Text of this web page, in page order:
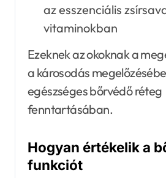
az esszenciális
vitaminokban
Ezeknek az okoknak a
a károsodás
egészséges bőrvédő réteg
fenntartásában.
Hogyan értékelik a
funkciót